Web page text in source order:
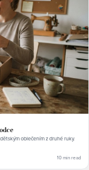
oblečením z druhé ruky.
10 min read